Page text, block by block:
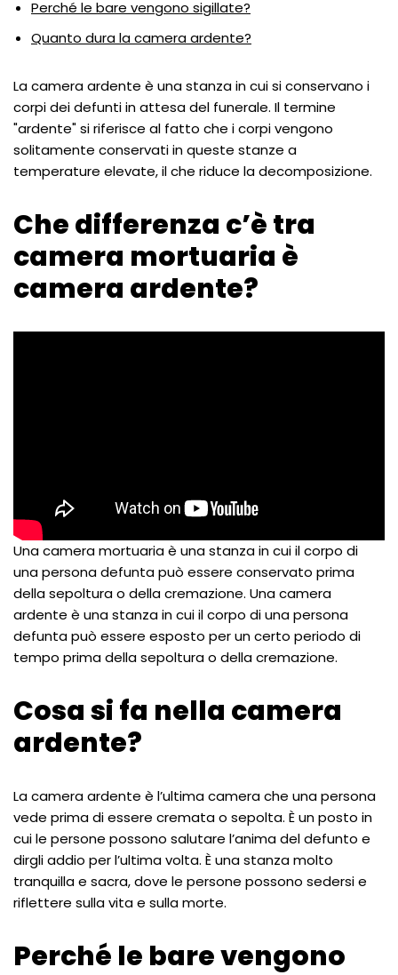
Perché le bare vengono sigillate?
Quanto dura la camera ardente?
La camera ardente è una stanza in cui si conservano i
corpi dei defunti in attesa del funerale. Il termine
"ardente" si riferisce al fatto che i corpi vengono
solitamente conservati in queste stanze a
temperature elevate, il che riduce la decomposizione.
Che differenza c’è tra
camera mortuaria è
camera ardente?
Una camera mortuaria è una stanza in cui il corpo di
una persona defunta può essere conservato prima
della sepoltura o della cremazione. Una camera
ardente è una stanza in cui il corpo di una persona
defunta può essere esposto per un certo periodo di
tempo prima della sepoltura o della cremazione.
Cosa si fa nella camera
ardente?
La camera ardente è l’ultima camera che una persona
vede prima di essere cremata o sepolta. È un posto in
cui le persone possono salutare l’anima del defunto e
dirgli addio per l’ultima volta. È una stanza molto
tranquilla e sacra, dove le persone possono sedersi e
riflettere sulla vita e sulla morte.
Perché le bare vengono